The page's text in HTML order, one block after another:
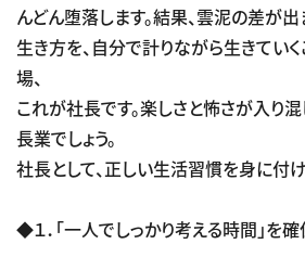
んどん堕落します。結果、雲泥の差が
生き方を、自分で計りながら生きてい
場、
これが社長です。楽しさと怖さが入り
長業でしょう。
社長として、正しい生活習慣を身に付け
◆１．「一人でしっかり考える時間」を確